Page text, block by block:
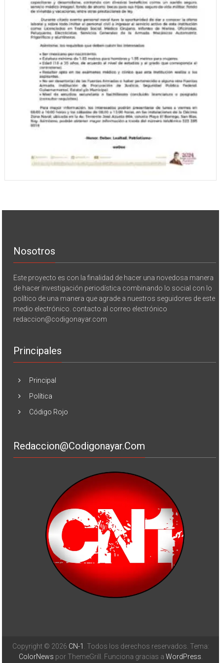
Nosotros
Este proyecto es con la finalidad de hacer una novedosa manera
de hacer investigación periodística combinando lo social con lo
político de una manera que agrade a nuestros seguidores de este
medio electrónico. contacto al correo electrónico
redaccion@codigonayar.com
Principales
Principal
Política
Código Rojo
Redaccion@codigonayar.com
Copyright © 2026 CN-1 . Todos los derechos reservados. Tema:
ColorNews por ThemeGrill. Funciona gracias a WordPress.